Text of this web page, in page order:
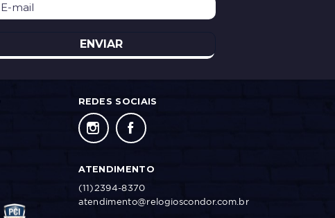
ENVIAR
REDES SOCIAIS
ATENDIMENTO
(11)2394-8370
atendimento@relogioscondor.com.br